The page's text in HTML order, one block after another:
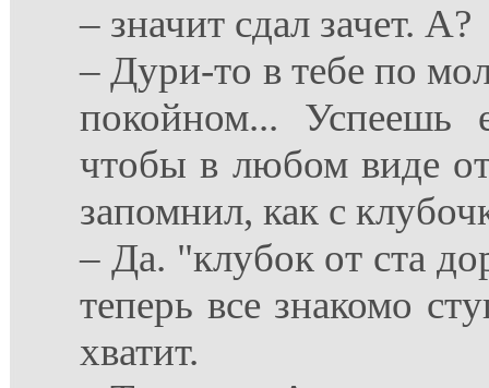
– значит сдал зачет. А?
– Дури-то в тебе по
покойном... Успеешь
чтобы в любом виде
запомнил, как с
– Да. "клубок от ста
теперь все знакомо
хватит.